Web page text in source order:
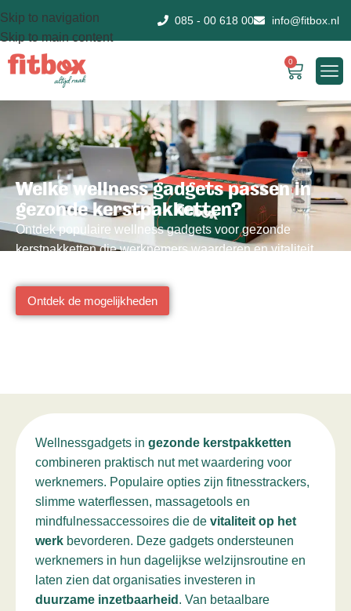
Skip to navigation
Skip to main content
085 - 00 618 00 info@fitbox.nl
0
Welke wellness gadgets passen in
gezonde kerstpakketten?
Ontdek populaire wellness gadgets voor gezonde
kerstpakketten die werknemers waarderen en vitaliteit
Ontdek de mogelijkheden
Wellnessgadgets in gezonde kerstpakketten
combineren praktisch nut met waardering voor
werknemers. Populaire opties zijn fitnesstrackers,
slimme waterflessen, massagetools en
mindfulnessaccessoires die de vitaliteit op het
werk bevorderen. Deze gadgets ondersteunen
werknemers in hun dagelijkse welzijnsroutine en
laten zien dat organisaties investeren in
duurzame inzetbaarheid . Van betaalbare